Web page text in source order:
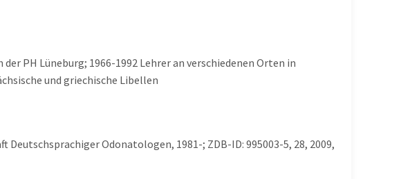
PH Lüneburg; 1966-1992 Lehrer an verschiedenen Orten in
und griechische Libellen
Odonatologen, 1981-; ZDB-ID: 995003-5, 28, 2009,